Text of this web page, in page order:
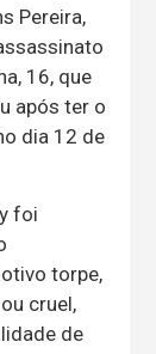
Pereira,
16, que
após ter o
dia 12 de
foi
torpe,
cruel,
de